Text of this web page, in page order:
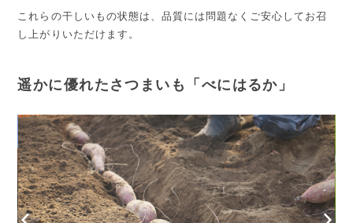
これらの干しいもの状態は、品質には問題なくご安心してお召
し上がりいただけます。
遥かに優れたさつまいも「べにはるか」